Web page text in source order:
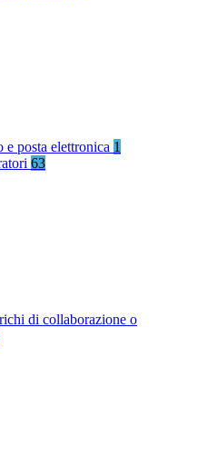
e posta elettronica 1
63
di collaborazione o